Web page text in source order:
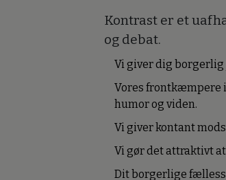
Kontrast er et
og debat.
Vi giver dig
Vores frontkæmpere
humor og viden.
Vi giver kontant
Vi gør det attraktivt
Dit borgerlige